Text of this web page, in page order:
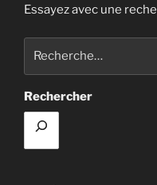
Essayez avec une
Rechercher